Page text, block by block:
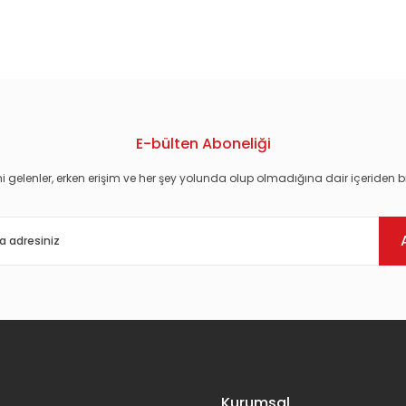
E-bülten Aboneliği
gelenler, erken erişim ve her şey yolunda olup olmadığına dair içeriden